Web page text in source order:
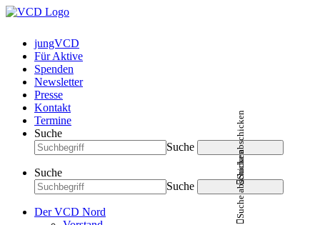
jungVCD
Für Aktive
Spenden
Newsletter
Presse
Kontakt
Termine
Suche
Suche
Suche abschicken
Suche
Suche
Suche abschicken
Der VCD Nord